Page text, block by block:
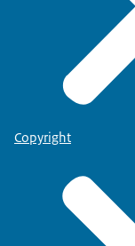
Copyright